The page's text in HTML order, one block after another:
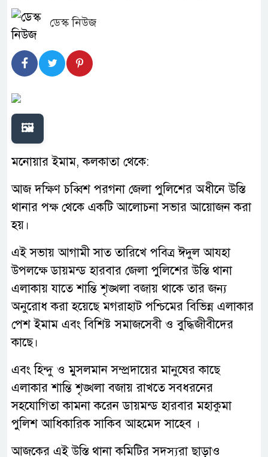
ডেস্ক নিউজ
🖼️
মনোয়ার ইমাম, কলকাতা থেকে:
আজ দক্ষিণ চব্বিশ পরগনা জেলা পুলিশের অধীনে উস্তি
থানার পক্ষ থেকে একটি আলোচনা সভার আয়োজন করা
হয়।
এই সভায় আগামী সাত তারিখে পবিত্র ঈদুল আযহা
উপলক্ষে ডায়মন্ড হারবার জেলা পুলিশের উস্তি থানা
এলাকায় যাতে শান্তি শৃঙ্খলা বজায় থাকে তার জন্য
অনুরোধ করা হয়েছে মগরাহাট পশ্চিমের বিভিন্ন এলাকার
পেশ ইমাম এবং বিশিষ্ট সমাজসেবী ও বুদ্ধিজীবীদের
কাছে।
এবং হিন্দু ও মুসলমান সম্প্রদায়ের মানুষের কাছে
এলাকার শান্তি শৃঙ্খলা বজায় রাখতে সবধরনের
সহযোগিতা কামনা করেন ডায়মন্ড হারবার মহাকুমা
পুলিশ আধিকারিক সাকিব আহমেদ সাহেব ।
আজকের এই উস্তি থানা কমিটির সদস্যরা ছাড়াও